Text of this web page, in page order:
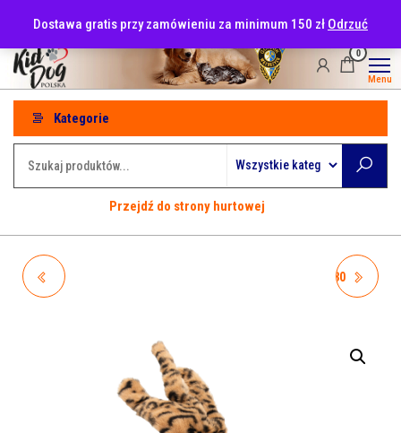
treści
Dostawa gratis przy zamówieniu za minimum 150 zł Odrzuć
0
Menu
Kategorie
Przejdź do strony hurtowej
KACZKI I SEREM 9 CM/8 G
[100 SZT.]
A06058 KROWA LEŻĄCA 30